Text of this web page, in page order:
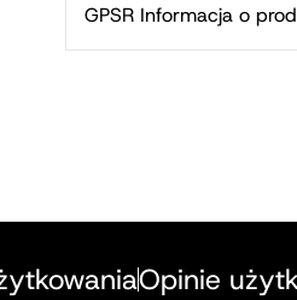
GPSR Informacja o
Opinie